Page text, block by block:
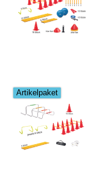
Artikelpaket